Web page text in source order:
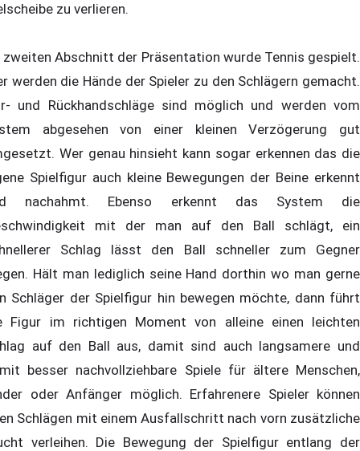
zu verlieren.
zweiten Abschnitt der Präsentation wurde Tennis gespielt.
werden die Hände der Spieler zu den Schlägern gemacht.
und Rückhandschläge sind möglich und werden vom
abgesehen von einer kleinen Verzögerung gut
Wer genau hinsieht kann sogar erkennen das die
Spielfigur auch kleine Bewegungen der Beine erkennt
nachahmt. Ebenso erkennt das System die
mit der man auf den Ball schlägt, ein
Schlag lässt den Ball schneller zum Gegner
Hält man lediglich seine Hand dorthin wo man gerne
Schläger der Spielfigur hin bewegen möchte, dann führt
Figur im richtigen Moment von alleine einen leichten
auf den Ball aus, damit sind auch langsamere und
besser nachvollziehbare Spiele für ältere Menschen,
oder Anfänger möglich. Erfahrenere Spieler können
Schlägen mit einem Ausfallschritt nach vorn zusätzliche
verleihen. Die Bewegung der Spielfigur entlang der